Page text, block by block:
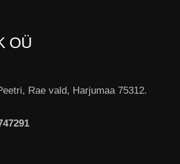
OÜ
Rae vald, Harjumaa 75312.